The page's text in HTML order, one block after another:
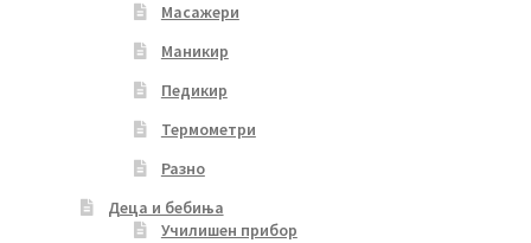
Масажери
Маникир
Педикир
Термометри
Разно
Деца и бебиња
Училишен прибор